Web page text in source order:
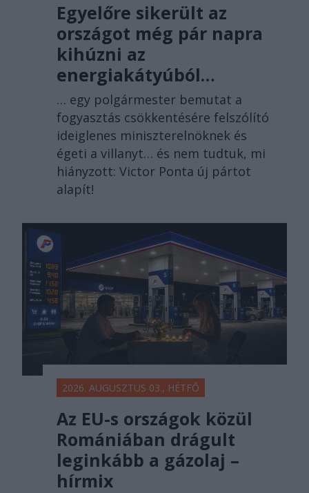
Egyelőre sikerült az
országot még pár napra
kihúzni az
energiakátyúból…
… egy polgármester bemutat a
fogyasztás csökkentésére felszólító
ideiglenes miniszterelnöknek és
égeti a villanyt… és nem tudtuk, mi
hiányzott: Victor Ponta új pártot
alapít!
2026. AUGUSZTUS 03., HÉTFŐ
Az EU-s országok közül
Romániában drágult
leginkább a gázolaj –
hírmix